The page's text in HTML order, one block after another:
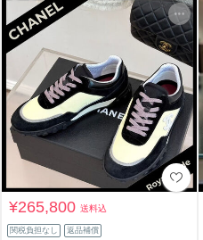
¥265,800送料込
関税負担なし 返品補償